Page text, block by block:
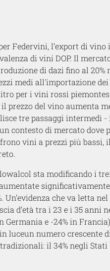
Federvini, l’export di vino
di vini DOP. Il
di dazi fino al
medi all'importazione
per i vini rossi
prezzo del vino aumenta
trepassaggi intermedi
un contestodi mercatodove
vini a prezzi più bassi,
alcol sta modificando i
. Un’evidenza che va letta
d’età tra i 23 e i 35 anni
Germania e -24% in
luceun numero crescente
tradizionali: il 34% negli